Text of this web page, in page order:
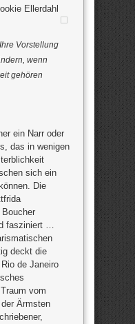
Ellerdahl
Vorstellung
wenn
gehören
ein Narr oder
das in wenigen
sich ein
Die
Boucher
fasziniert …
deckt die
de Janeiro
vom
Ärmsten